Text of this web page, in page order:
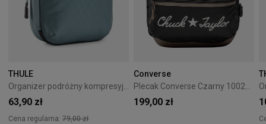
THULE
Organizer podróżny kompresyjny Thule PackingCube S Pond Gray
63,90 zł
Cena regularna: 79,00 zł
Converse
Plecak Converse Czarny 10023813-A01
199,00 zł